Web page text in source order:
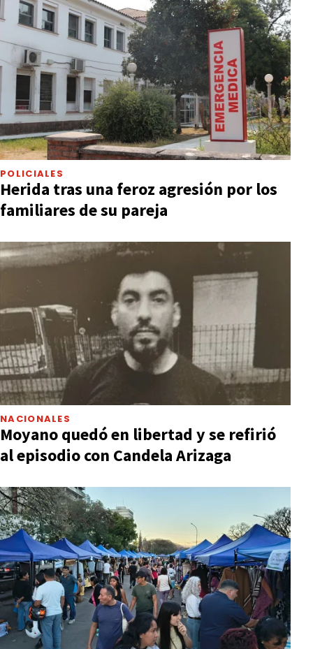
POLICIALES
Herida tras una feroz agresión por los
familiares de su pareja
NACIONALES
Moyano quedó en libertad y se refirió
al episodio con Candela Arizaga